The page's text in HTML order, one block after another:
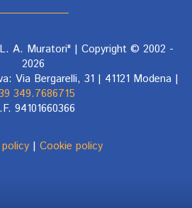
A. Muratori" | Copyright © 2002 -
2026
Via Bergarelli, 31 | 41121 Modena |
349.7686715
94101660366
| Cookie policy